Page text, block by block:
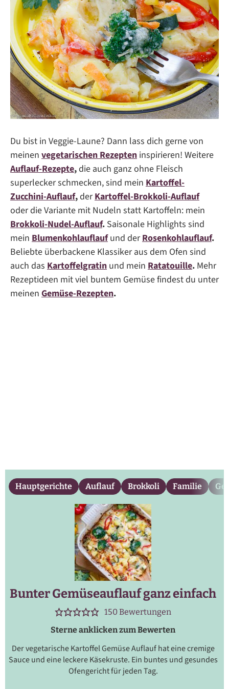
Du bist in Veggie-Laune? Dann lass dich gerne von
meinen vegetarischen Rezepten inspirieren! Weitere
Auflauf-Rezepte,die auch ganz ohne Fleisch
superlecker schmecken, sind mein Kartoffel-
Zucchini-Auflauf,derKartoffel-Brokkoli-Auflauf
oder die Variante mit Nudeln statt Kartoffeln: mein
Brokkoli-Nudel-Auflauf. Saisonale Highlights sind
mein Blumenkohlauflauf und derRosenkohlauflauf.
Beliebte überbackene Klassiker aus dem Ofen sind
auch das Kartoffelgratin und mein Ratatouille. Mehr
Rezeptideen mit viel buntem Gemüse findest du unter
meinen Gemüse-Rezepten.
Hauptgerichte Auflauf Brokkoli Familie
Bunter Gemüseauflauf ganz einfach
150Bewertungen
Sterne anklicken zum Bewerten
Der vegetarische Kartoffel Gemüse Auflauf hat eine cremige
Sauce und eine leckere Käsekruste. Ein buntes und gesundes
Ofengericht für jeden Tag.